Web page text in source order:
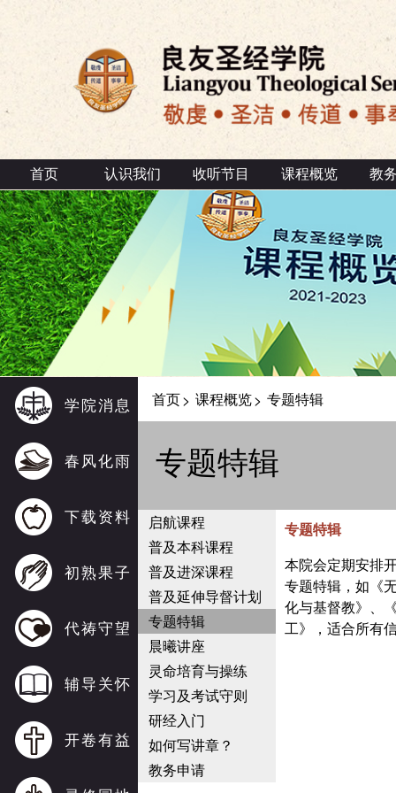
首页 认识我们 收听节目 课程概览 教
学院消息
春风化雨
下载资料
初熟果子
代祷守望
辅导关怀
开卷有益
首页> 课程概览> 专题特辑
专题特辑
启航课程
普及本科课程
普及进深课程
普及延伸导督计划
专题特辑
晨曦讲座
灵命培育与操练
学习及考试守则
研经入门
如何写讲章？
教务申请
专题特辑
本院会定期安排
专题特辑，如《
化与基督教》、
工》，适合所有